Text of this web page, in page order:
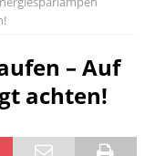
– Auf
achten!